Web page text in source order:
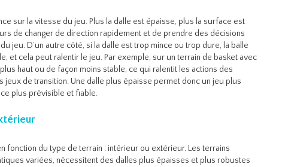
sur la vitesse du jeu. Plus la dalle est épaisse, plus la surface est
de changer de direction rapidement et de prendre des décisions
jeu. D’un autre côté, si la dalle est trop mince ou trop dure, la balle
et cela peut ralentir le jeu. Par exemple, sur un terrain de basket avec
haut ou de façon moins stable, ce qui ralentit les actions des
de transition. Une dalle plus épaisse permet donc un jeu plus
plus prévisible et fiable.
fonction du type de terrain : intérieur ou extérieur. Les terrains
variées, nécessitent des dalles plus épaisses et plus robustes